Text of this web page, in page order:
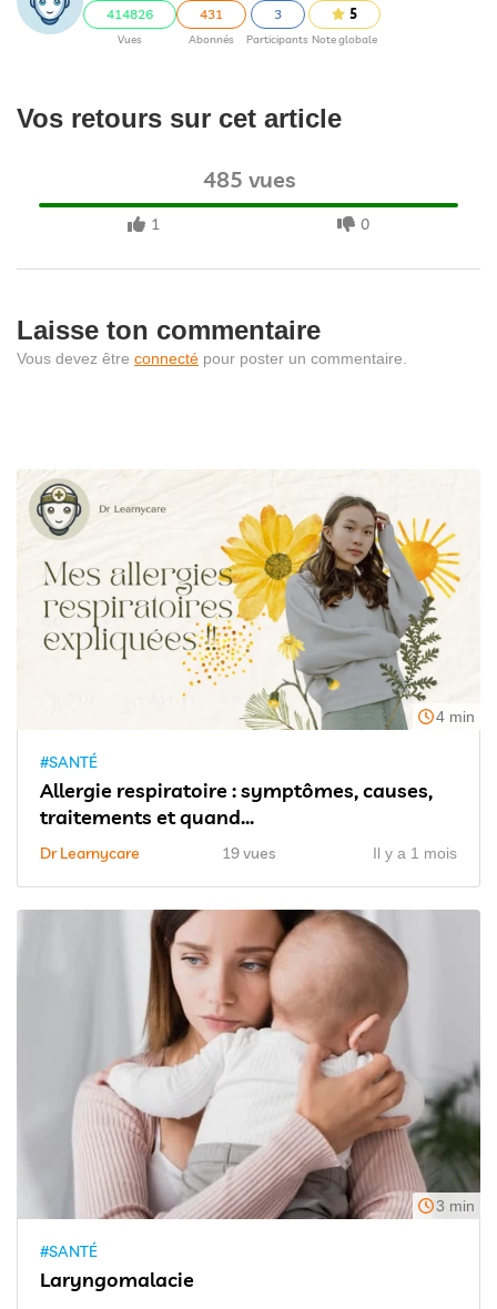
414826
Vues
431
Abonnés
3
Participants
5
Note globale
Vos retours sur cet article
485 vues
1 0
Laisse ton commentaire
Vous devez être connecté pour poster un commentaire.
4 min
#SANTÉ
Allergie respiratoire : symptômes, causes,
traitements et quand...
Dr Learnycare 19 vues Il y a 1 mois
3 min
#SANTÉ
Laryngomalacie